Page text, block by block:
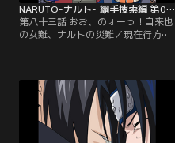
NARUTO-ナルト- 綱手捜索編 第083話
第八十三話 おお、のォーっ！自来也
の女難、ナルトの災難／現在行方不
らナルトを守りながら、自分の弟子
として修業をつませようと考えてい
た。一方、カカシを訪ねたサスケ
は、そこでイタチ出現の事実を知
る…。【提供：バンダイチャンネ